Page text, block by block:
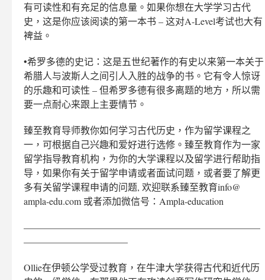
有可读性和有充足的信息量。如果你想在大学学习古代
史，这是你应该阅读的第一本书 – 这对A-Level考试也大有
裨益。
•希罗多德的史记：这是五世纪著作的有史以来第一本关于
希腊人与波斯人之间引人入胜的战争的书。它有令人惊讶
的乐趣和可读性 – 但希罗多德有很多离题的地方，所以需
要一点耐心来跟上主要情节。
臻至教育导师教你如何学习古代历史，作为留学课程之
一，可根据自己兴趣和爱好进行选修。臻至教育作为一家
留学指导教育机构，为你的大学课程以及留学进行帮助指
导，如果你有关于留学申请或者面试问题，或者要了解更
多有关留学课程申请的问题, 欢迎联系臻至教育info@
ampla-edu.com 或者添加微信号：Ampla-education
—————————————————————————
———————————
Ollie在伊顿公学受过教育，在牛津大学获得古代和近代历